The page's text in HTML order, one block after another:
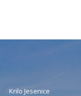
Krilo Jesenice